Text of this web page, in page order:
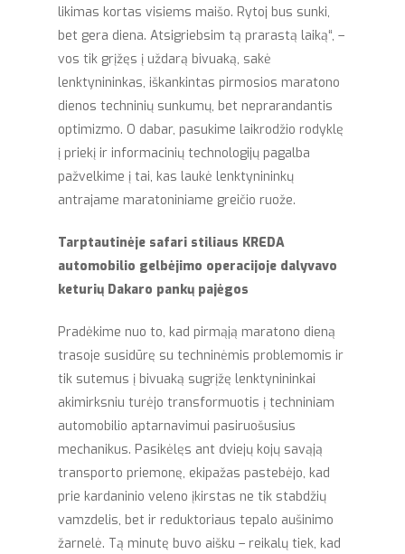
likimas kortas visiems maišo. Rytoj bus sunki,
bet gera diena. Atsigriebsim tą prarastą laiką“, –
vos tik grįžęs į uždarą bivuaką, sakė
lenktynininkas, iškankintas pirmosios maratono
dienos techninių sunkumų, bet neprarandantis
optimizmo. O dabar, pasukime laikrodžio rodyklę
į priekį ir informacinių technologijų pagalba
pažvelkime į tai, kas laukė lenktynininkų
antrajame maratoniniame greičio ruože.
Tarptautinėje safari stiliaus KREDA
automobilio gelbėjimo operacijoje dalyvavo
keturių Dakaro pankų pajėgos
Pradėkime nuo to, kad pirmąją maratono dieną
trasoje susidūrę su techninėmis problemomis ir
tik sutemus į bivuaką sugrįžę lenktynininkai
akimirksniu turėjo transformuotis į techniniam
automobilio aptarnavimui pasiruošusius
mechanikus. Pasikėlęs ant dviejų kojų savąją
transporto priemonę, ekipažas pastebėjo, kad
prie kardaninio veleno įkirstas ne tik stabdžių
vamzdelis, bet ir reduktoriaus tepalo aušinimo
žarnelė. Tą minutę buvo aišku – reikalų tiek, kad